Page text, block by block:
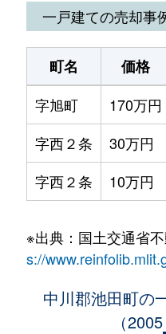
一戸建ての売却事
町名 価格
字旭町
170万円
字西２条
30万円
字西２条
10万円
※出典：国土交通省
s://
中川郡池田町の
（